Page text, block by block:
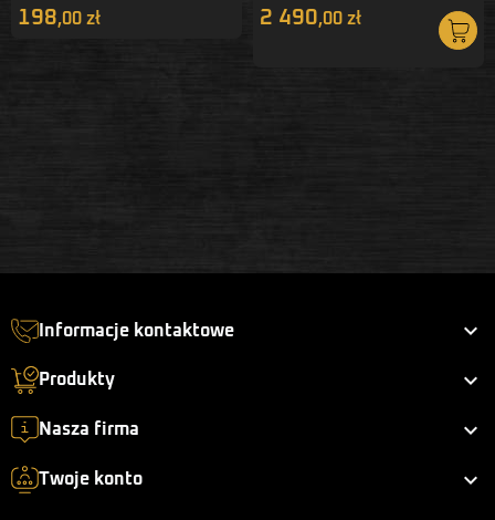
198,00 zł 2 490,00 zł
Informacje kontaktowe 
Produkty 
Nasza firma 
Twoje konto 